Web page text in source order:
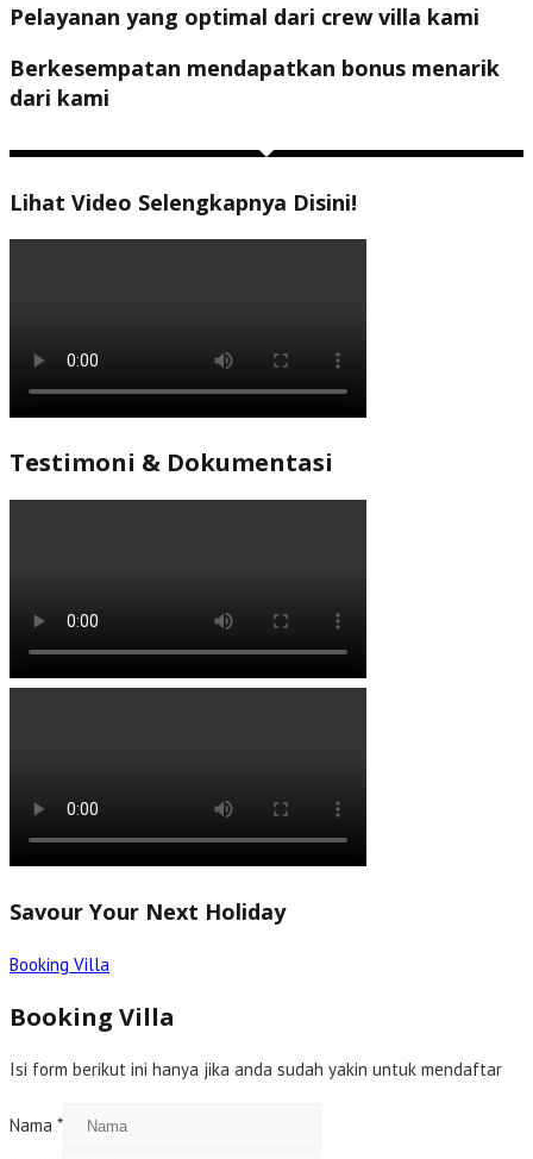
Pelayanan yang optimal dari crew villa kami
Berkesempatan mendapatkan bonus menarik
dari kami
Lihat Video Selengkapnya Disini!
Testimoni & Dokumentasi
Savour Your Next Holiday
Booking Villa
Booking Villa
Isi form berikut ini hanya jika anda sudah yakin untuk mendaftar
Nama *